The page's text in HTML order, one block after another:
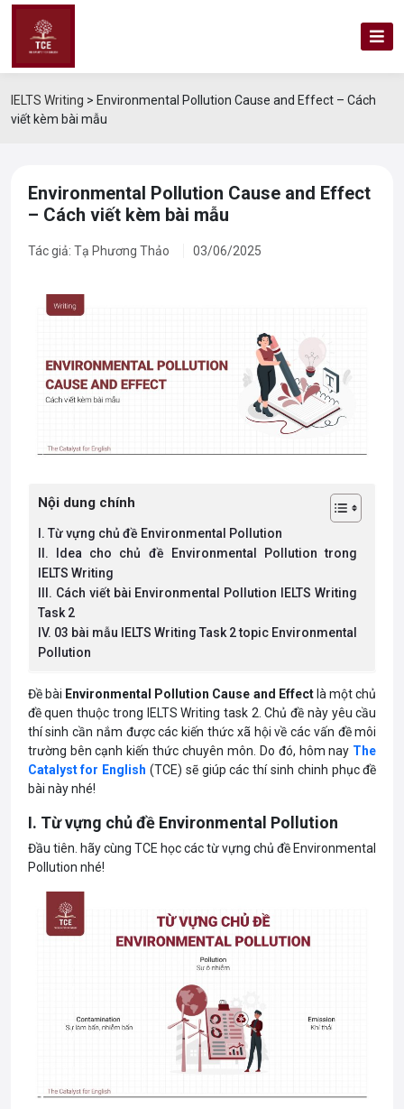
IELTS Writing > Environmental Pollution Cause and Effect – Cách
viết kèm bài mẫu
Environmental Pollution Cause and Effect
– Cách viết kèm bài mẫu
Tác giả: Tạ Phương Thảo 03/06/2025
Nội dung chính
I. Từ vựng chủ đề Environmental Pollution
II. Idea cho chủ đề Environmental Pollution trong
IELTS Writing
III. Cách viết bài Environmental Pollution IELTS Writing
Task 2
IV. 03 bài mẫu IELTS Writing Task 2 topic Environmental
Pollution
Đề bài Environmental Pollution Cause and Effect à một chủ
đề quen thuộc trong IELTS Writing task 2. Chủ đề này yêu cầu
thí sinh cần nắm được các kiến thức xã hội về các vấn đề môi
trường bên cạnh kiến thức chuyên môn. Do đó, hôm nay The
Catalyst for English (TCE) sẽ giúp các thí sinh chinh phục đề
bài này nhé!
I. Từ vựng chủ đề Environmental Pollution
Đầu tiên. hãy cùng TCE học các từ vựng chủ đề Environmental
Pollution nhé!